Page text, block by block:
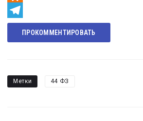
Odnoklassniki
Telegram
ПРОКОММЕНТИРОВАТЬ
Метки 44 ФЗ